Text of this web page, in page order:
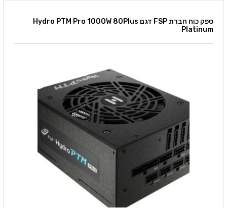
ספק כוח חברת FSP דגם Hydro PTM Pro 1000W 80Plus
Platinum